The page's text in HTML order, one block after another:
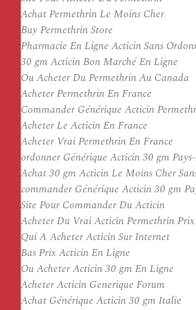
Achat Permethrin Le Moins Cher
Buy Permethrin Store
Pharmacie En Ligne Acticin Sans
30 gm Acticin Bon Marché En Ligne
Ou Acheter Du Permethrin Au Canada
Acheter Permethrin En France
Commander Générique Acticin
Acheter Le Acticin En France
Acheter Vrai Permethrin En France
ordonner Générique Acticin 30 gm
Achat 30 gm Acticin Le Moins Cher
commander Générique Acticin 30 gm
Site Pour Commander Du Acticin
Acheter Du Vrai Acticin Permethrin
Qui A Acheter Acticin Sur Internet
Bas Prix Acticin En Ligne
Ou Acheter Acticin 30 gm En Ligne
Acheter Acticin Generique Forum
Achat Générique Acticin 30 gm Italie